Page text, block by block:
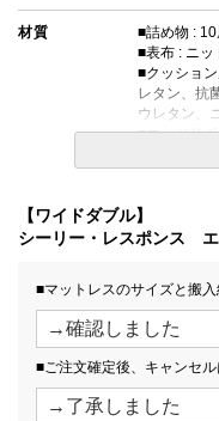
材質
■詰め物 :
■表布 : ニッ
■クッショ
レタン、抗
ウレタン、
■エッジサ
■対応ボッ
生産国 日本
備考
【エコマー
・価格はマ
・配達日指
※北海道・
発生する場
場合があり
【ワイドダブル】
シーリー・レスポンス
■マットレスのサイズと搬
■ご注文確定後、キャンセ